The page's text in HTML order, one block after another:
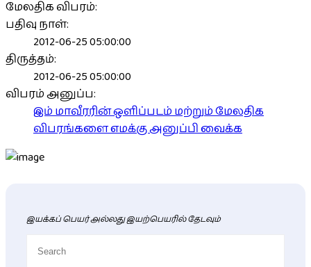
மேலதிக விபரம்:
பதிவு நாள்:
2012-06-25 05:00:00
திருத்தம்:
2012-06-25 05:00:00
விபரம் அனுப்ப:
இம் மாவீரரின் ஒளிப்படம் மற்றும் மேலதிக
விபரங்களை எமக்கு அனுப்பி வைக்க
இயக்கப் பெயர் அல்லது இயற்பெயரில் தேடவும்